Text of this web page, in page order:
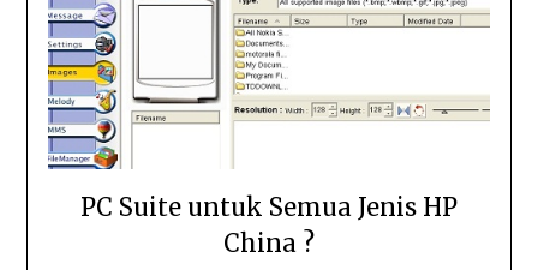
PC Suite untuk Semua Jenis HP
China ?